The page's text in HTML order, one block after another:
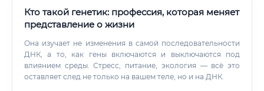
Работа в лабораториях на кафедре.
Кто такой генетик: профессия, которая меняет
представление о жизни
Она изучает не изменения в самой последовательности
ДНК, а то, как гены включаются и выключаются под
влиянием среды. Стресс, питание, экология — всё это
оставляет след не только на вашем теле, но и на ДНК.